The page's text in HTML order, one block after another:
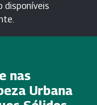
disponíveis
nas
Urbana